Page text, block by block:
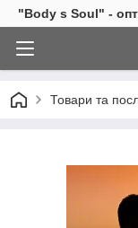
"Body s Soul" -
Товари та